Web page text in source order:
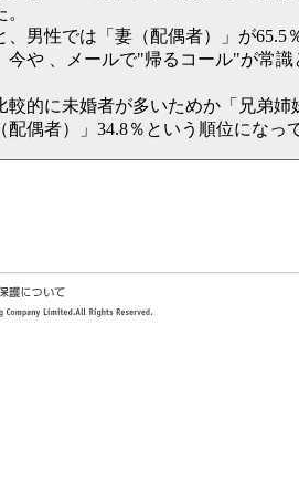
、男性では「妻（配偶者）」が65.5
今や 、メールで"帰るコール"が常識
較的に未婚者が多いためか「兄弟姉
配偶者）」34.8％という順位になっ